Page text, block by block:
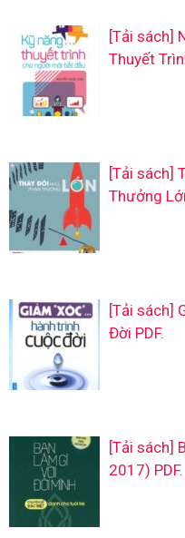
[Tải sách]
Thuyết
[Tải sách]
Thưởng
[Tải sách]
Đời PDF.
[Tải sách]
2017) PDF.